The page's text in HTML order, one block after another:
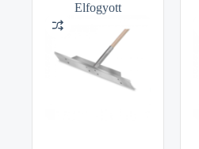
Elfogyott